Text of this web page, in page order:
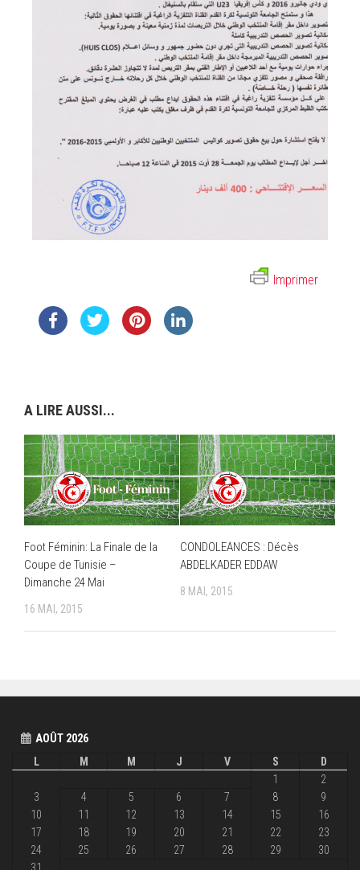
Imprimer
A LIRE AUSSI...
Foot Féminin: La Finale de la
Coupe de Tunisie –
Dimanche 24 Mai
16 MAI, 2015
CONDOLEANCES : Décès
ABDELKADER EDDAW
8 MAI, 2015
AOÛT 2026
L
M M J V S
D
1
2
3
4 5 6 7 8
9
10
11 12 13 14 15
16
17
18 19 20 21 22
23
24
25 26 27 28 29
30
31